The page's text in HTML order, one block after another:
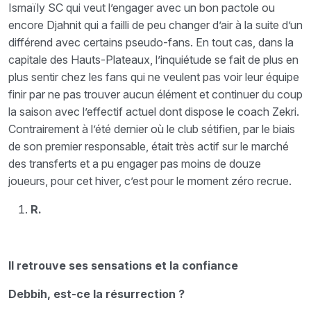
Ismaïly SC qui veut l’engager avec un bon pactole ou
encore Djahnit qui a failli de peu changer d’air à la suite d’un
différend avec certains pseudo-fans. En tout cas, dans la
capitale des Hauts-Plateaux, l’inquiétude se fait de plus en
plus sentir chez les fans qui ne veulent pas voir leur équipe
finir par ne pas trouver aucun élément et continuer du coup
la saison avec l’effectif actuel dont dispose le coach Zekri.
Contrairement à l’été dernier où le club sétifien, par le biais
de son premier responsable, était très actif sur le marché
des transferts et a pu engager pas moins de douze
joueurs, pour cet hiver, c’est pour le moment zéro recrue.
R.
Il retrouve ses sensations et la confiance
Debbih, est-ce la résurrection ?